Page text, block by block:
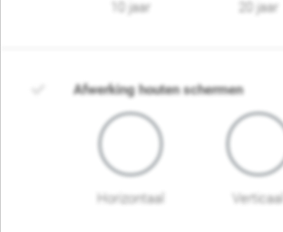
10 jaar
20 jaar
Afwerking houten schermen
Horizontaal Verticaal